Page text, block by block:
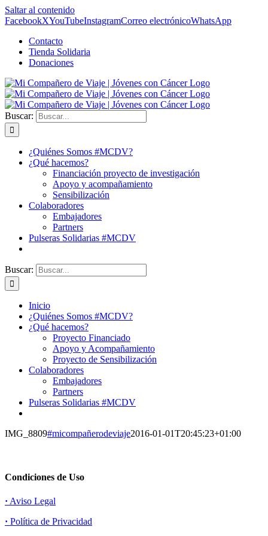
Saltar al contenido
FacebookXYouTubeInstagramCorreo electrónicoWhatsApp
Contacto
Tienda Solidaria
Donaciones
Buscar:
¿Quiénes Somos #MCDV?
¿Qué hacemos?
Financiación proyecto de investigación
Apoyo y acompañamiento
Sensibilización
Colaboradores
Embajadores
Partners
Pulseras Solidarias #MCDV
Buscar:
Inicio
¿Quiénes Somos #MCDV?
¿Qué hacemos?
Proyecto Financiado
Apoyo y Acompañamiento
Proyecto de Sensibilización
Colaboradores
Embajadores
Partners
Pulseras Solidarias #MCDV
IMG_8809#micompañerodeviaje2016-01-01T20:45:23+01:00
Condiciones de Uso
· Aviso Legal
· Política de Privacidad